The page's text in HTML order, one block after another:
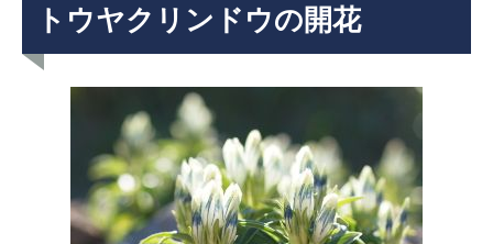
トウヤクリンドウの開花